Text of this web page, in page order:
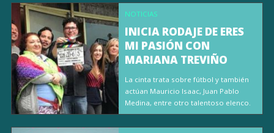
NOTICIAS
INICIA RODAJE DE ERES
MI PASIÓN CON
MARIANA TREVIÑO
La cinta trata sobre fútbol y también
actúan Mauricio Isaac, Juan Pablo
Medina, entre otro talentoso elenco.